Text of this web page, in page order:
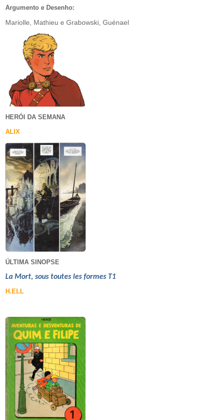
Argumento e Desenho:
Mariolle, Mathieu e Grabowski, Guénael
HERÓI DA SEMANA
ALIX
ÚLTIMA SINOPSE
La Mort, sous toutes les formes T1
H.ELL